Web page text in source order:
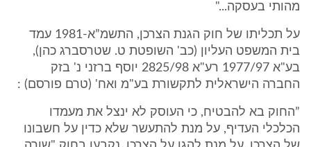
מהותי בעסקה..."
על תכליתו של חוק הגנת הצרכן, התשמ”א-1981 עמד
בית המשפט העליון (כב' השופטת ט. שטרסברג כהן),
בע"א 1977/97 רע"א 2825/98 יוסף ברזני נ' בזק
החברה הישראלית לתקשורת בע"מ ואח' (טרם פורסם) :
”החוק בא להבטיח, כי העוסק לא ינצל את מעמדו
הכלכלי העדיף, על מנת להתעשר שלא כדין על חשבונו